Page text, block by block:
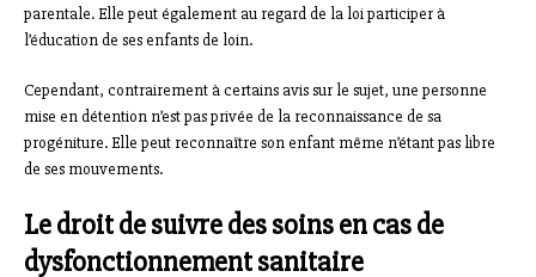
parentale. Elle peut également au regard de la loi participer à
l’éducation de ses enfants de loin.
Cependant, contrairement à certains avis sur le sujet, une personne
mise en détention n’est pas privée de la reconnaissance de sa
progéniture. Elle peut reconnaître son enfant même n’étant pas libre
de ses mouvements.
Le droit de suivre des soins en cas de
dysfonctionnement sanitaire